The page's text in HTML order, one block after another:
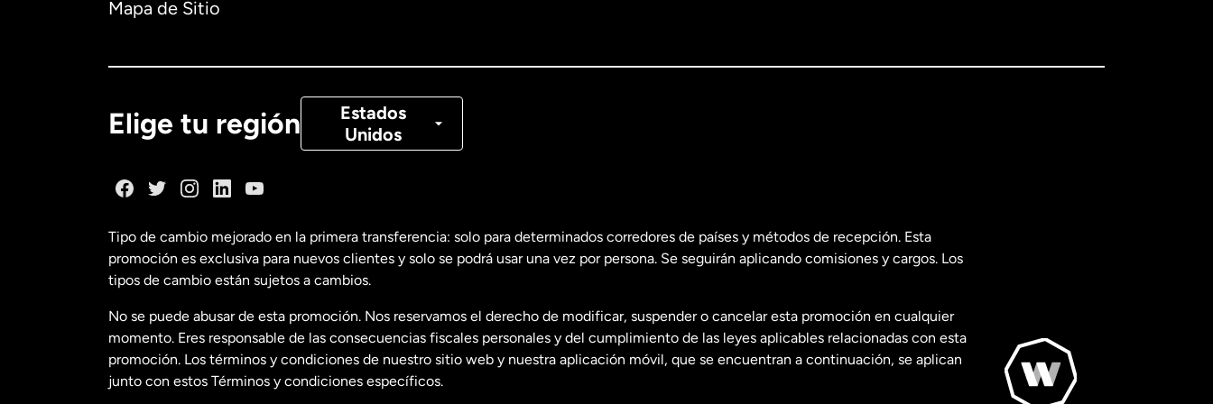
Mapa de Sitio
Elige tu región
Estados
Unidos
Canadá Français
Estados Unidos English
Estados Unidos Español
Francia
Tipo de cambio mejorado en la primera transferencia: solo para determinados corredores de países y métodos de recepción. Esta
promoción es exclusiva para nuevos clientes y solo se podrá usar una vez por persona. Se seguirán aplicando comisiones y cargos. Los
tipos de cambio están sujetos a cambios.
No se puede abusar de esta promoción. Nos reservamos el derecho de modificar, suspender o cancelar esta promoción en cualquier
momento. Eres responsable de las consecuencias fiscales personales y del cumplimiento de las leyes aplicables relacionadas con esta
promoción. Los términos y condiciones de nuestro sitio web y nuestra aplicación móvil, que se encuentran a continuación, se aplican
junto con estos Términos y condiciones específicos.